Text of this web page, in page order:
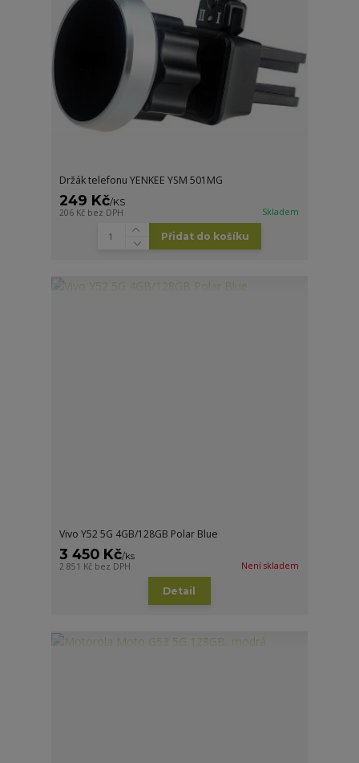
Držák telefonu YENKEE YSM 501MG
249 Kč/KS
206 Kč bez DPH Skladem
Přidat do košíku
Vivo Y52 5G 4GB/128GB Polar Blue
3 450 Kč/ks
2 851 Kč bez DPH Není skladem
Detail